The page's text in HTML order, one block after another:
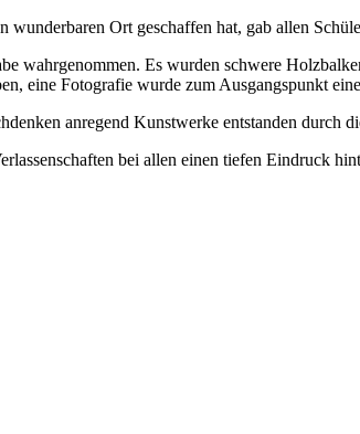
wunderbaren Ort geschaffen hat, gab allen
wahrgenommen. Es wurden schwere
eine Fotografie wurde zum Ausgangspunkt
anregend Kunstwerke entstanden durch
bei allen einen tiefen Eindruck